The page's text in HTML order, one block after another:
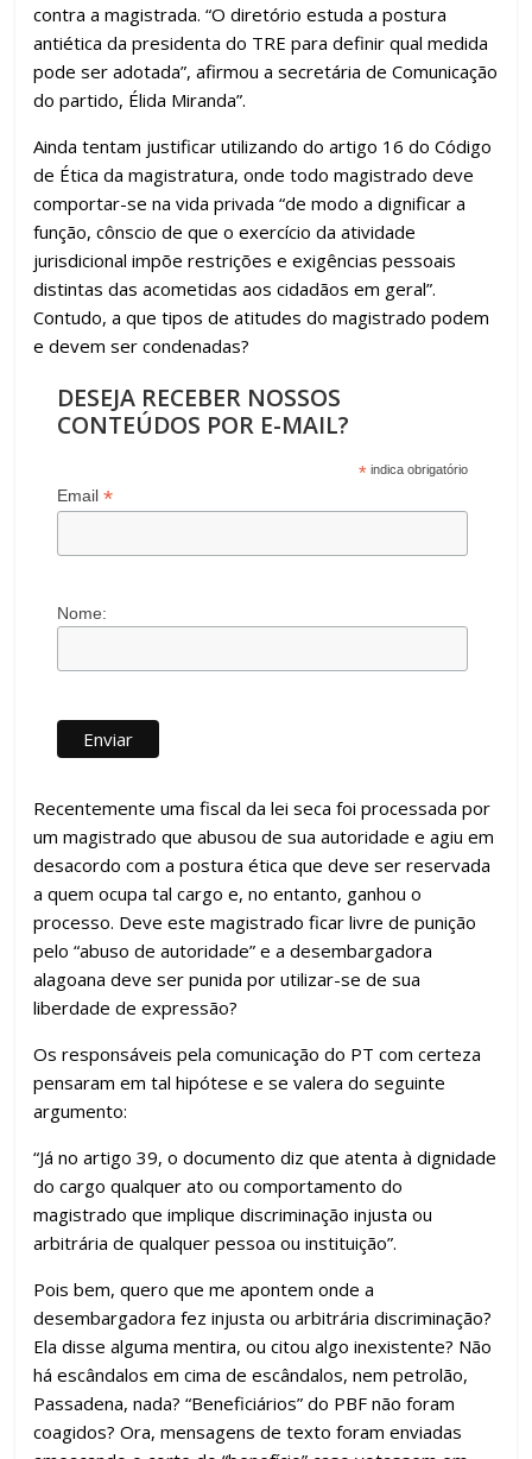
contra a magistrada. “O diretório estuda a postura
antiética da presidenta do TRE para definir qual medida
pode ser adotada”, afirmou a secretária de Comunicação
do partido, Élida Miranda”.
Ainda tentam justificar utilizando do artigo 16 do Código
de Ética da magistratura, onde todo magistrado deve
comportar-se na vida privada “de modo a dignificar a
função, cônscio de que o exercício da atividade
jurisdicional impõe restrições e exigências pessoais
distintas das acometidas aos cidadãos em geral”.
Contudo, a que tipos de atitudes do magistrado podem
e devem ser condenadas?
DESEJA RECEBER NOSSOS
CONTEÚDOS POR E-MAIL?
* indica obrigatório
Email*
Nome:
Recentemente uma fiscal da lei seca foi processada por
um magistrado que abusou de sua autoridade e agiu em
desacordo com a postura ética que deve ser reservada
a quem ocupa tal cargo e, no entanto, ganhou o
processo. Deve este magistrado ficar livre de punição
pelo “abuso de autoridade” e a desembargadora
alagoana deve ser punida por utilizar-se de sua
liberdade de expressão?
Os responsáveis pela comunicação do PT com certeza
pensaram em tal hipótese e se valera do seguinte
argumento:
“Já no artigo 39, o documento diz que atenta à dignidade
do cargo qualquer ato ou comportamento do
magistrado que implique discriminação injusta ou
arbitrária de qualquer pessoa ou instituição”.
Pois bem, quero que me apontem onde a
desembargadora fez injusta ou arbitrária discriminação?
Ela disse alguma mentira, ou citou algo inexistente? Não
há escândalos em cima de escândalos, nem petrolão,
Passadena, nada? “Beneficiários” do PBF não foram
coagidos? Ora, mensagens de texto foram enviadas